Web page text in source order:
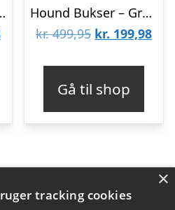
– Sand
Den
kr. 199,98.
Hound Bukser – Grå m. Hvide Striber
kr.499,95 Den
var:
kr. 499,95.
kr. 199,98Den
kr.
Gå til shop
×
tracking cookies